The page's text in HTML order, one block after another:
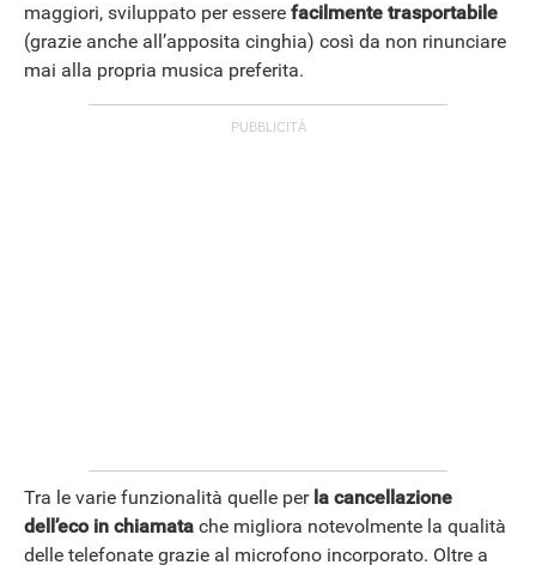
maggiori, sviluppato per essere facilmente trasportabile
(grazie anche all’apposita cinghia) così da non rinunciare
mai alla propria musica preferita.
Tra le varie funzionalità quelle per la cancellazione
dell’eco in chiamata che migliora notevolmente la qualità
delle telefonate grazie al microfono incorporato. Oltre a